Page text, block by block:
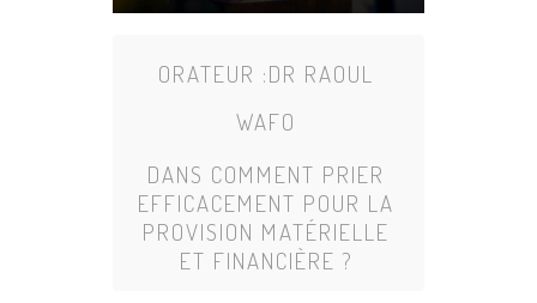
ORATEUR :DR RAOUL
WAFO
DANS COMMENT PRIER
EFFICACEMENT POUR LA
PROVISION MATÉRIELLE
ET FINANCIÈRE ?